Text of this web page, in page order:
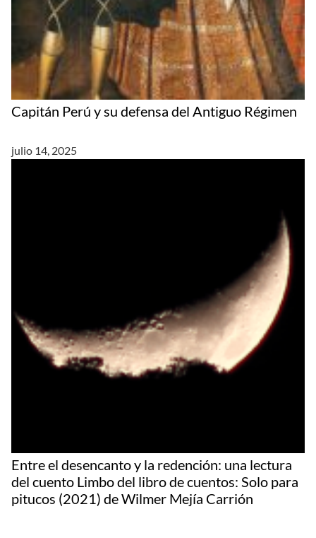
Capitán Perú y su defensa del Antiguo Régimen
julio 14, 2025
Entre el desencanto y la redención: una lectura
del cuento Limbo del libro de cuentos: Solo para
pitucos (2021) de Wilmer Mejía Carrión